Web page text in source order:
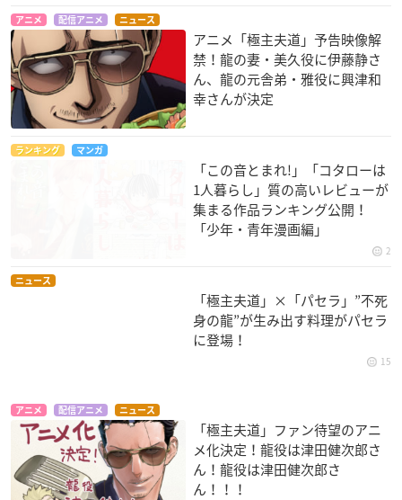
アニメ 配信アニメ ニュース
アニメ「極主夫道」予告映像解
禁！龍の妻・美久役に伊藤静さ
ん、龍の元舎弟・雅役に興津和
幸さんが決定
ランキング マンガ
「この音とまれ!」「コタローは
1人暮らし」質の高いレビューが
集まる作品ランキング公開！
「少年・青年漫画編」
2
ニュース
「極主夫道」×「パセラ」”不死
身の龍”が生み出す料理がパセラ
に登場！
15
アニメ 配信アニメ ニュース
「極主夫道」ファン待望のアニ
メ化決定！龍役は津田健次郎さ
ん！龍役は津田健次郎さ
ん！！！